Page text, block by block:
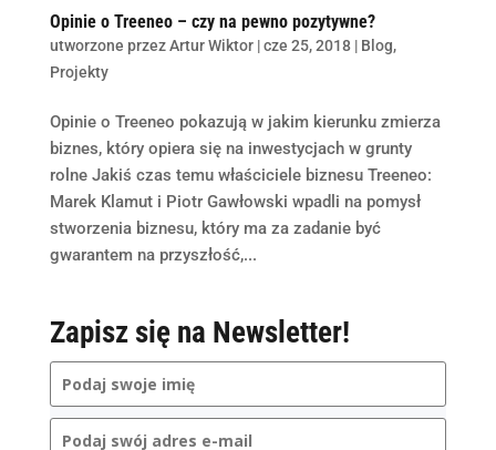
Opinie o Treeneo – czy na pewno pozytywne?
utworzone przezArtur Wiktor|cze 25, 2018| Blog,
Projekty
Opinie o Treeneo pokazują w jakim kierunku zmierza
biznes, który opiera się na inwestycjach w grunty
rolne Jakiś czas temu właściciele biznesu Treeneo:
Marek Klamut i Piotr Gawłowski wpadli na pomysł
stworzenia biznesu, który ma za zadanie być
gwarantem na przyszłość,...
Zapisz się na Newsletter!